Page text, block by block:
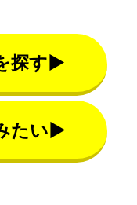
探す▶
たい▶